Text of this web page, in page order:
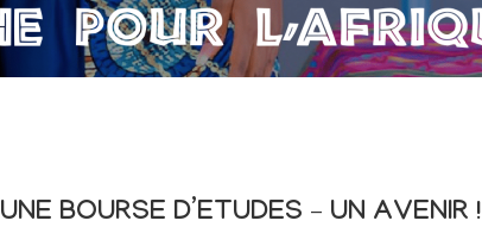
UNE BOURSE D’ETUDES – UN AVENIR !